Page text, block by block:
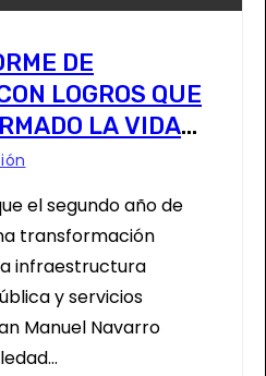
DE
LOGROS QUE
LA VIDA
JUAN
el segundo año de
transformación
infraestructura
y servicios
Manuel Navarro